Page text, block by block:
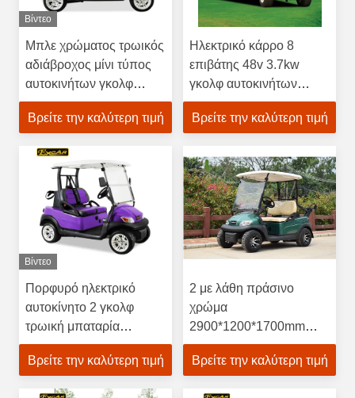
Βίντεο
Μπλε χρώματος τρωικός
αδιάβροχος μίνι τύπος
αυτοκινήτων γκολφ
μπαταριών ηλεκτρικός
Βρείτε την καλύτερη τιμή
Ηλεκτρικό κάρρο 8
επιβάτης 48v 3.7kw
γκολφ αυτοκινήτων
λεσχών με την τρωική
μπαταρία
Βρείτε την καλύτερη τιμή
Βίντεο
Πορφυρό ηλεκτρικό
αυτοκίνητο 2 γκολφ
τρωική μπαταρία
κάρρων γκολφ επιβατών
ηλεκτρική
Βρείτε την καλύτερη τιμή
2 με λάθη πράσινο
χρώμα
2900*1200*1700mm
γκολφ αυτοκινήτων
λεσχών επιβατών
Βρείτε την καλύτερη τιμή